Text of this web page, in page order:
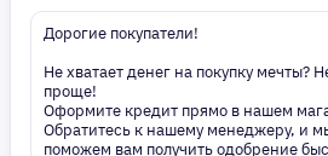
Дорогие покупатели!
Не хватает денег на покупку мечты?
проще!
Оформите кредит прямо в нашем
Обратитесь к нашему менеджеру, и
поможем вам получить одобрение